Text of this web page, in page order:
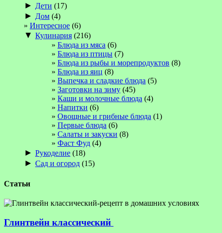
► Дети (17)
► Дом (4)
Интересное (6)
▼ Кулинария (216)
Блюда из мяса (6)
Блюда из птицы (7)
Блюда из рыбы и морепродуктов (8)
Блюда из яиц (8)
Выпечка и сладкие блюда (5)
Заготовки на зиму (45)
Каши и молочные блюда (4)
Напитки (6)
Овощные и грибные блюда (1)
Первые блюда (6)
Салаты и закуски (8)
Фаст Фуд (4)
► Рукоделие (18)
► Сад и огород (15)
Статьи
Глинтвейн классический